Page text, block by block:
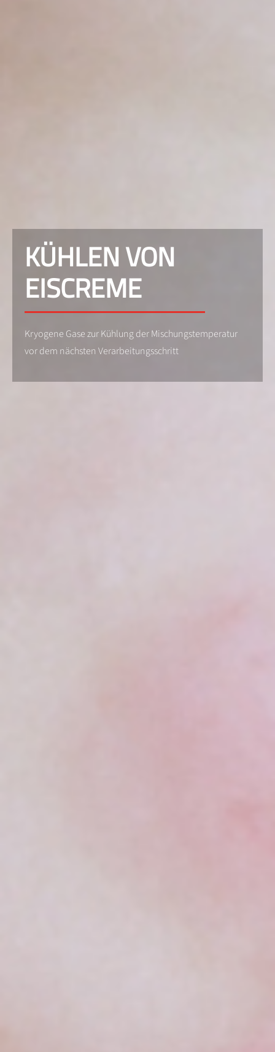
KÜHLEN VON
EISCREME
Kryogene Gase zur Kühlung der Mischungstemperatur
vor dem nächsten Verarbeitungsschritt